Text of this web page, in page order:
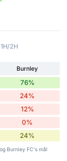
1H/2H
Burnley
76%
24%
12%
0%
24%
Burnley FC's mål